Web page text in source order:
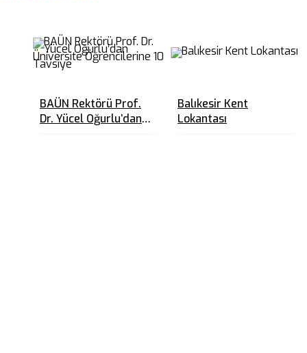
BAÜN Rektörü Prof.
Dr. Yücel Oğurlu’dan
Balıkesir Kent
Lokantası